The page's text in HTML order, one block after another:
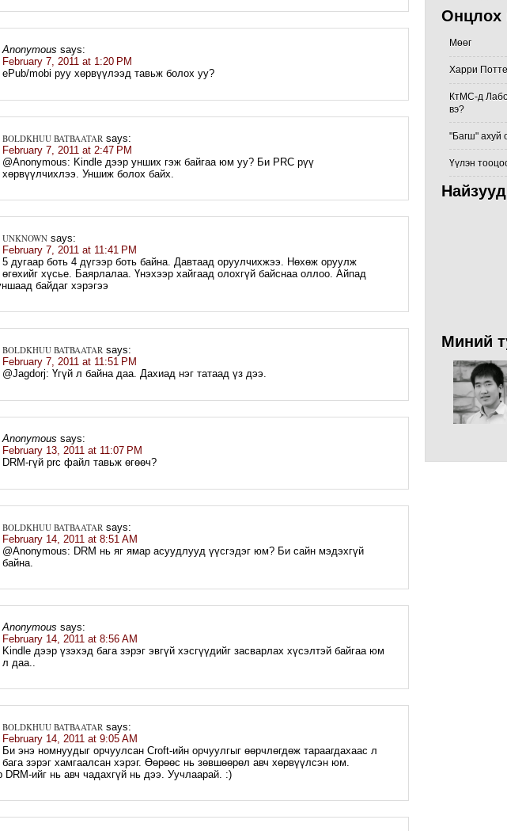
Anonymous says:
February 7, 2011 at 1:20 PM
ePub/mobi руу хөрвүүлээд тавьж болох уу?
BOLDKHUU BATBAATAR says:
February 7, 2011 at 2:47 PM
@Anonymous: Kindle дээр унших гэж байгаа юм уу? Би PRC рүү
хөрвүүлчихлээ. Уншиж болох байх.
UNKNOWN says:
February 7, 2011 at 11:41 PM
5 дугаар боть 4 дүгээр боть байна. Давтаад оруулчихжээ. Нөхөж оруулж
өгөхийг хүсье. Баярлалаа. Үнэхээр хайгаад олохгүй байснаа оллоо. Айпад
байдаг хэрэгээ
BOLDKHUU BATBAATAR says:
February 7, 2011 at 11:51 PM
@Jagdorj: Үгүй л байна даа. Дахиад нэг татаад үз дээ.
Anonymous says:
February 13, 2011 at 11:07 PM
DRM-гүй prc файл тавьж өгөөч?
BOLDKHUU BATBAATAR says:
February 14, 2011 at 8:51 AM
@Anonymous: DRM нь яг ямар асуудлууд үүсгэдэг юм? Би сайн мэдэхгүй
байна.
Anonymous says:
February 14, 2011 at 8:56 AM
Kindle дээр үзэхэд бага зэрэг эвгүй хэсгүүдийг засварлах хүсэлтэй байгаа юм
л даа..
BOLDKHUU BATBAATAR says:
February 14, 2011 at 9:05 AM
Би энэ номнуудыг орчуулсан Croft-ийн орчуулгыг өөрчлөгдөж тараагдахаас л
бага зэрэг хамгаалсан хэрэг. Өөрөөс нь зөвшөөрөл авч хөрвүүлсэн юм.
DRM-ийг нь авч чадахгүй нь дээ. Уучлаарай. :)
Онцлох
Мөөг
Харри
КтМС-д
вэ?
"Багш" ахуй
Үүлэн
Найзууд
Миний